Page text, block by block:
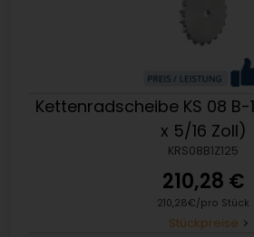
Kettenradscheibe KS 08 B-
x 5/16 Zoll)
KRS08B1Z125
210,28 €
210,28€/pro Stück
Stückpreise